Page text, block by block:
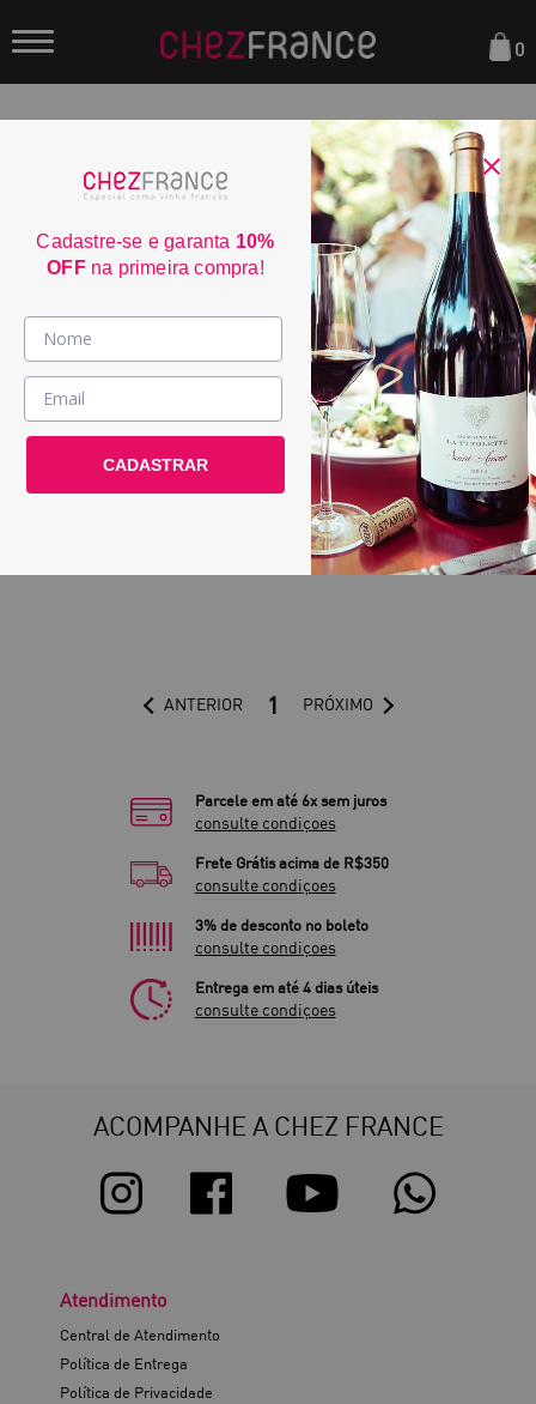
Vinhos >
País / Região >
Le Club >
0
ORDENAR POR:
Domaine Glantenet Bourgogne
Aligoté 2024
PRODUTO ESGOTADO
ANTERIOR 1 PRÓXIMO
Parcele em até 6x sem juros
consulte condiçoes
Frete Grátis acima de R$350
consulte condiçoes
3% de desconto no boleto
consulte condiçoes
Entrega em até 4 dias úteis
consulte condiçoes
ACOMPANHE A CHEZ FRANCE
Atendimento
Central de Atendimento
Política de Entrega
Política de Privacidade
Cadastre-se e garanta 10%
OFFna primeira compra!
CADASTRAR